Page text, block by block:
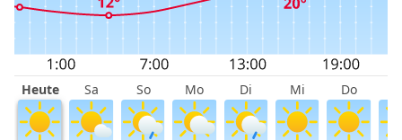
Heute Sa So Mo Di Mi Do